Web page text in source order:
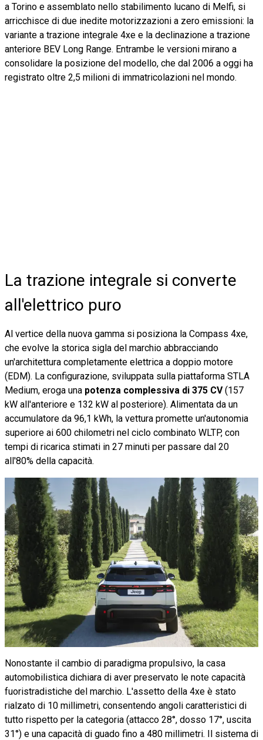
a Torino e assemblato nello stabilimento lucano di Melfi, si
arricchisce di due inedite motorizzazioni a zero emissioni: la
variante a trazione integrale 4xe e la declinazione a trazione
anteriore BEV Long Range. Entrambe le versioni mirano a
consolidare la posizione del modello, che dal 2006 a oggi ha
registrato oltre 2,5 milioni di immatricolazioni nel mondo.
La trazione integrale si converte
all'elettrico puro
Al vertice della nuova gamma si posiziona la Compass 4xe,
che evolve la storica sigla del marchio abbracciando
un'architettura completamente elettrica a doppio motore
(EDM). La configurazione, sviluppata sulla piattaforma STLA
Medium, eroga una potenza complessiva di 375 CV(157
kW all'anteriore e 132 kW al posteriore). Alimentata da un
accumulatore da 96,1 kWh, la vettura promette un'autonomia
superiore ai 600 chilometri nel ciclo combinato WLTP, con
tempi di ricarica stimati in 27 minuti per passare dal 20
all'80% della capacità.
Nonostante il cambio di paradigma propulsivo, la casa
automobilistica dichiara di aver preservato le note capacità
fuoristradistiche del marchio. L'assetto della 4xe è stato
rialzato di 10 millimetri, consentendo angoli caratteristici di
tutto rispetto per la categoria (attacco 28°, dosso 17°, uscita
31°) e una capacità di guado fino a 480 millimetri. Il sistema di